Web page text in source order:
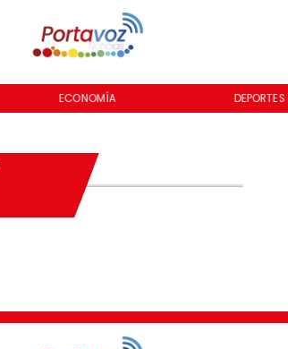
ECONOMÍA DEPORTES